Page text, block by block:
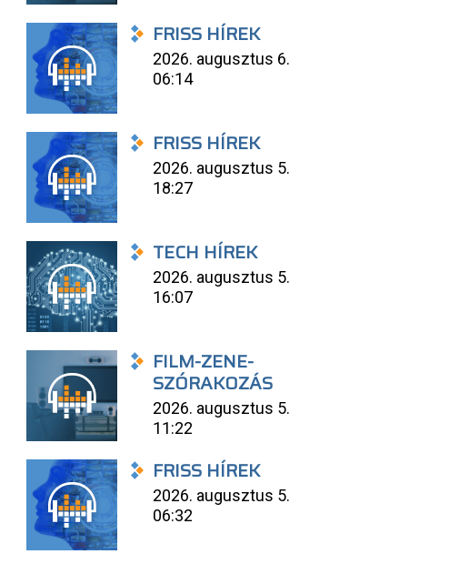
FRISS HÍREK
2026. augusztus 6.
06:14
FRISS HÍREK
2026. augusztus 5.
18:27
TECH HÍREK
2026. augusztus 5.
16:07
FILM-ZENE-
SZÓRAKOZÁS
2026. augusztus 5.
11:22
FRISS HÍREK
2026. augusztus 5.
06:32